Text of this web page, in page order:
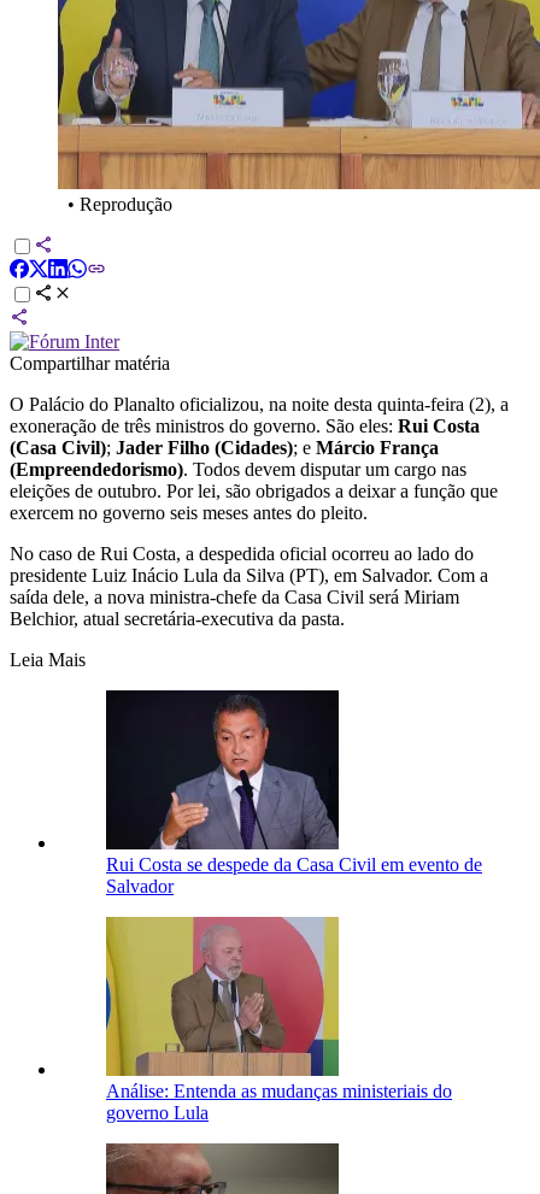
• Reprodução
Compartilhar matéria
O Palácio do Planalto oficializou, na noite desta quinta-feira (2), a
exoneração de três ministros do governo. São eles: Rui Costa
(Casa Civil); Jader Filho (Cidades); e Márcio França
(Empreendedorismo). Todos devem disputar um cargo nas
eleições de outubro. Por lei, são obrigados a deixar a função que
exercem no governo seis meses antes do pleito.
No caso de Rui Costa, a despedida oficial ocorreu ao lado do
presidente Luiz Inácio Lula da Silva (PT), em Salvador. Com a
saída dele, a nova ministra-chefe da Casa Civil será Miriam
Belchior, atual secretária-executiva da pasta.
Leia Mais
Rui Costa se despede da Casa Civil em evento de
Salvador
Análise: Entenda as mudanças ministeriais do
governo Lula